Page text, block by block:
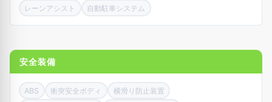
レーンアシスト
自動駐車システム
安全装備
ABS 衝突安全ボディ
横滑り防止装置